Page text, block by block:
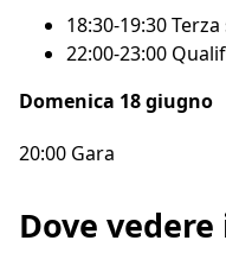
18:30-19:30
22:00-23:00
Domenica 18 giugno
20:00 Gara
Dove vedere